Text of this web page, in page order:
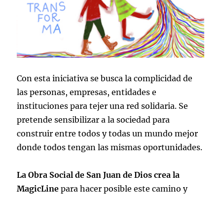
Con esta iniciativa se busca la complicidad de
las personas, empresas, entidades e
instituciones para tejer una red solidaria. Se
pretende sensibilizar a la sociedad para
construir entre todos y todas un mundo mejor
donde todos tengan las mismas oportunidades.
La Obra Social de San Juan de Dios crea la
MagicLine para hacer posible este camino y